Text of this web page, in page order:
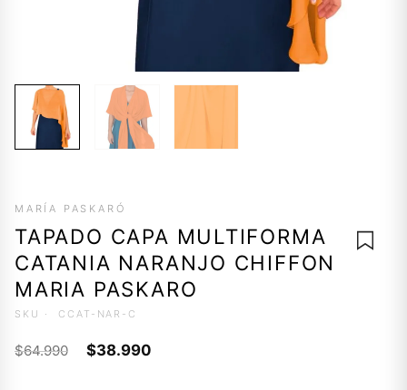
MARÍA PASKARÓ
TAPADO CAPA MULTIFORMA
CATANIA NARANJO CHIFFON
MARIA PASKARO
SKU · CCAT-NAR-C
$64.990
El
$38.990El